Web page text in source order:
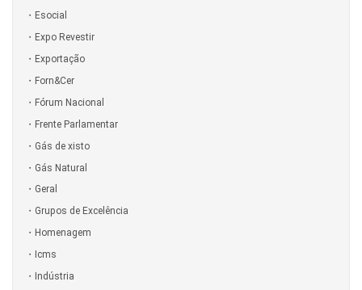
Esocial
Expo Revestir
Exportação
Forn&Cer
Fórum Nacional
Frente Parlamentar
Gás de xisto
Gás Natural
Geral
Grupos de Excelência
Homenagem
Icms
Indústria